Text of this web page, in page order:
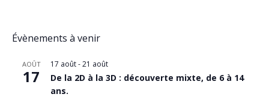
Évènements à venir
AOÛT
17
17 août-21 août
De la 2D à la 3D : découverte mixte, de 6 à 14
ans.